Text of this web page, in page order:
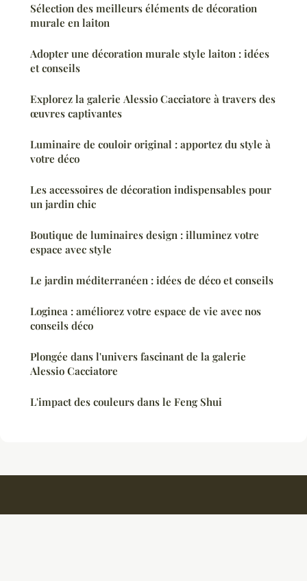
Sélection des meilleurs éléments de décoration
murale en laiton
Adopter une décoration murale style laiton : idées
et conseils
Explorez la galerie Alessio Cacciatore à travers des
œuvres captivantes
Luminaire de couloir original : apportez du style à
votre déco
Les accessoires de décoration indispensables pour
un jardin chic
Boutique de luminaires design : illuminez votre
espace avec style
Le jardin méditerranéen : idées de déco et conseils
Loginea : améliorez votre espace de vie avec nos
conseils déco
Plongée dans l'univers fascinant de la galerie
Alessio Cacciatore
L'impact des couleurs dans le Feng Shui
Ambiancedouce